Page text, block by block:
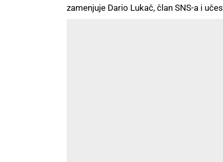
zamenjuje Dario Lukač, član SNS-a i